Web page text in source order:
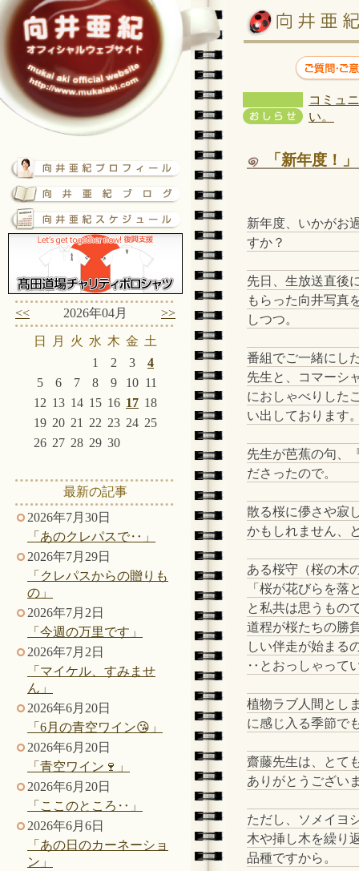
<< 2026年04月 >>
日 月 火 水 木 金 土
1
2 3
4
5
6 7 8 9 10 11
12 13 14 15 16 17 18
19 20 21 22 23 24 25
26 27 28 29 30
最新の記事
2026年7月30日
「あのクレパスで‥」
2026年7月29日
「クレパスからの贈りも
の」
2026年7月2日
「今週の万里です」
2026年7月2日
「マイケル、すみませ
ん」
2026年6月20日
「6月の青空ワイン😘」
2026年6月20日
「青空ワイン🍷」
2026年6月20日
「ここのところ‥」
2026年6月6日
「あの日のカーネーショ
ン」
コミュ
い。
「新年度！」
新年度、いかがお
すか？
先日、生放送直後
もらった向井写真
しつつ。
番組でご一緒にし
先生と、コマーシ
におしゃべりした
い出しております
先生が芭蕉の句、
ださったので。
散る桜に儚さや寂
かもしれません、
ある桜守（桜の木
「桜が花びらを落
と私共は思うもの
道程が桜たちの勝
しい伴走が始まる
‥とおっしゃって
植物ラブ人間とし
に感じ入る季節で
齋藤先生は、とて
ありがとうござい
ただし、ソメイヨ
木や挿し木を繰り
品種ですから。